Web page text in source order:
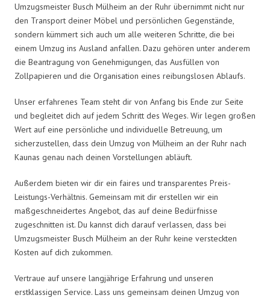
Umzugsmeister Busch Mülheim an der Ruhr übernimmt nicht nur
den Transport deiner Möbel und persönlichen Gegenstände,
sondern kümmert sich auch um alle weiteren Schritte, die bei
einem Umzug ins Ausland anfallen. Dazu gehören unter anderem
die Beantragung von Genehmigungen, das Ausfüllen von
Zollpapieren und die Organisation eines reibungslosen Ablaufs.
Unser erfahrenes Team steht dir von Anfang bis Ende zur Seite
und begleitet dich auf jedem Schritt des Weges. Wir legen großen
Wert auf eine persönliche und individuelle Betreuung, um
sicherzustellen, dass dein Umzug von Mülheim an der Ruhr nach
Kaunas genau nach deinen Vorstellungen abläuft.
Außerdem bieten wir dir ein faires und transparentes Preis-
Leistungs-Verhältnis. Gemeinsam mit dir erstellen wir ein
maßgeschneidertes Angebot, das auf deine Bedürfnisse
zugeschnitten ist. Du kannst dich darauf verlassen, dass bei
Umzugsmeister Busch Mülheim an der Ruhr keine versteckten
Kosten auf dich zukommen.
Vertraue auf unsere langjährige Erfahrung und unseren
erstklassigen Service. Lass uns gemeinsam deinen Umzug von